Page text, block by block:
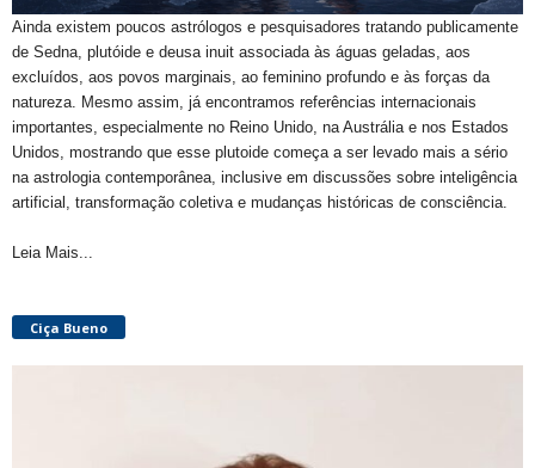
Ainda existem poucos astrólogos e pesquisadores tratando publicamente
de Sedna, plutóide e deusa inuit associada às águas geladas, aos
excluídos, aos povos marginais, ao feminino profundo e às forças da
natureza. Mesmo assim, já encontramos referências internacionais
importantes, especialmente no Reino Unido, na Austrália e nos Estados
Unidos, mostrando que esse plutoide começa a ser levado mais a sério
na astrologia contemporânea, inclusive em discussões sobre inteligência
artificial, transformação coletiva e mudanças históricas de consciência.
Leia Mais...
Ciça Bueno